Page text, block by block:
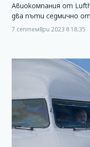
Авиокомпания от
два пъти седмично
7 септември 2023 в 18:35